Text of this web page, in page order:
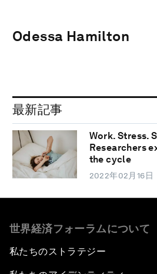
Odessa Hamilton
最新記事
Work. Stress.
Researchers
the cycle
2022年02月16日
世界経済フォーラムについて
私たちのストラテジー